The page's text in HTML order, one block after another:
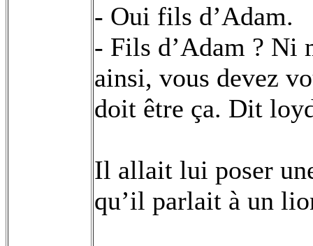
- Oui fils d’Adam.
- Fils d’Adam ? Ni
ainsi, vous devez
doit être ça. Dit
Il allait lui poser
qu’il parlait à un